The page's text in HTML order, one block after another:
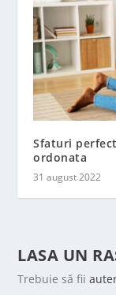
Sfaturi
ordonata
31 august 2022
LASA UN
Trebuie să fii